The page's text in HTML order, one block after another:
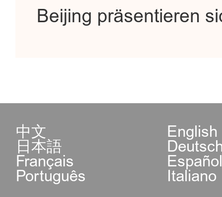
Beijing präsentieren
中文 English
日本語
Français
Português Italiano